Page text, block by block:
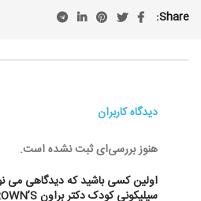
Share
دیدگاه کاربران
هنوز بررسی‌ای ثبت نشده است.
اولین کسی باشید که دیدگاهی می